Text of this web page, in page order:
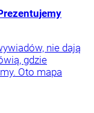
nie dają
gdzie
Oto mapa